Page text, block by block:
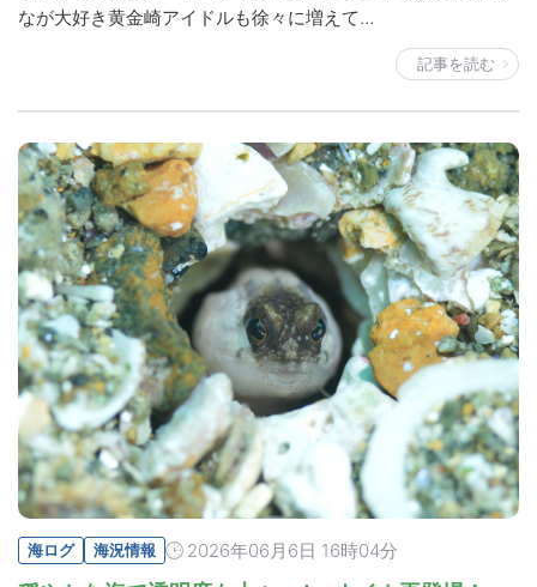
なが大好き黄金崎アイドルも徐々に増えて…
記事を読む
海ログ 海況情報 2026年06月6日 16時04分